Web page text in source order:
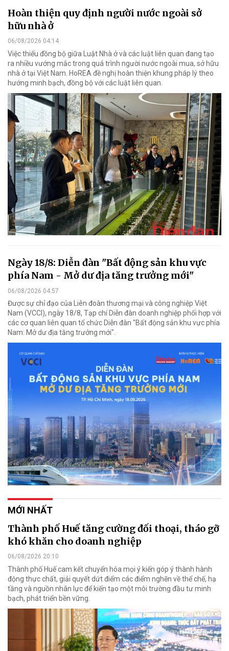
Hoàn thiện quy định người nước ngoài sở
hữu nhà ở
06/08/2026 04:14
Việc thiếu đồng bộ giữa Luật Nhà ở và các luật liên quan đang tạo
ra nhiều vướng mắc trong quá trình người nước ngoài mua, sở hữu
nhà ở tại Việt Nam. HoREA đề nghị hoàn thiện khung pháp lý theo
hướng minh bạch, đồng bộ với các luật liên quan.
Ngày 18/8: Diễn đàn "Bất động sản khu vực
phía Nam - Mở dư địa tăng trưởng mới"
06/08/2026 04:57
Được sự chỉ đạo của Liên đoàn thương mại và công nghiệp Việt
Nam (VCCI), ngày 18/8, Tạp chí Diễn đàn doanh nghiệp phối hợp với
các cơ quan liên quan tổ chức Diễn đàn "Bất động sản khu vực phía
Nam: Mở dư địa tăng trưởng mới".
MỚI NHẤT
Thành phố Huế tăng cường đối thoại, tháo gỡ
khó khăn cho doanh nghiệp
06/08/2026 20:10
Thành phố Huế cam kết chuyển hóa mọi ý kiến góp ý thành hành
động thực chất, giải quyết dứt điểm các điểm nghẽn về thể chế, hạ
tầng và nguồn nhân lực để kiến tạo một môi trường đầu tư minh
bạch, phát triển bền vững.